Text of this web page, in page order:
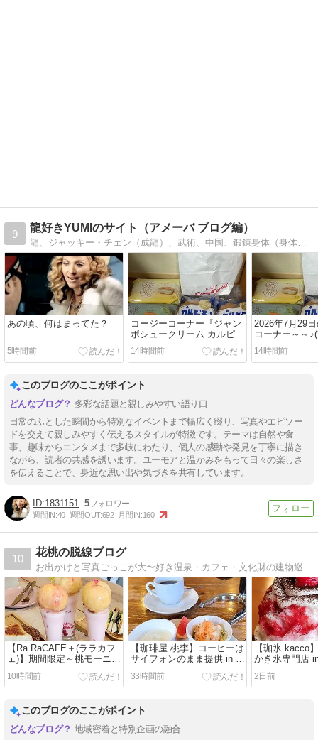
9
龍好きYUMIのサイト（アメーバ ブログ編）
あの頃、何はまってた？
5時間前
コージーコーナー『ジャン
ボシュークリーム カルピ
ス』～～♪(*^▽^*)
14時間前
2026年7月29
コーナー～～
14時間前
このブログのここがポイント
多彩な話題と親しみやすい語り口
日常のふとした瞬間から特別なイベントまで幅広く綴り、写真やエピソー
ドを交えて親しみやすく伝えるスタイルが特徴です。テーマは自然や食
事、趣味からエンタメまで多岐にわたり、個人の感動や発見を丁寧に描き
ながら、読者の共感を誘います。ユーモアと温かみをもって日々の楽しさ
を伝えることで、身近な思い出や気づきを共有しています。
1831151 5
週間IN:40 週間OUT:692 月間IN:160
10
花桃の脱線ブログ
お出かけと写真ごっこが大〜好き温泉・カフェ・文化財の建物巡り・花が好きなブログです。
【Ra.RaCAFE＋(ララカフ
ェ)】期間限定～桃モーニン
グ in 愛知(一宮)
10時間前
【珈琲屋 桃李】コーヒーは
サイフォンのまま提供 in 愛
知(一宮)
33時間前
【珈氷 kacco
かき氷専門店
2日前
このブログのここがポイント
地域密着と特別企画の融合